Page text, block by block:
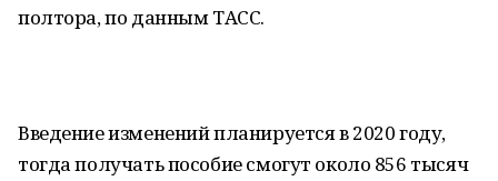
полтора, по данным ТАСС.
Введение изменений планируется в 2020 году,
тогда получать пособие смогут около 856 тысяч